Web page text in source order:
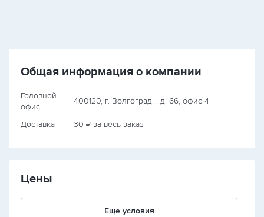
Общая информация о компании
Головной
офис
400120, г. Волгоград, , д. 66, офис 4
Доставка 30 ₽ за весь заказ
Цены
Еще условия